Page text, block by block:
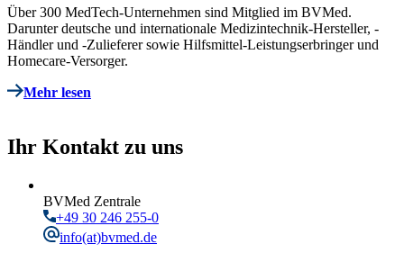
Über 300 MedTech-Unternehmen sind Mitglied im BVMed.
Darunter deutsche und internationale Medizintechnik-Hersteller, -
Händler und -Zulieferer sowie Hilfsmittel-Leistungserbringer und
Homecare-Versorger.
Mehr lesen
Ihr Kontakt zu uns
BVMed Zentrale
+49 30 246 255-0
info(at)bvmed.de